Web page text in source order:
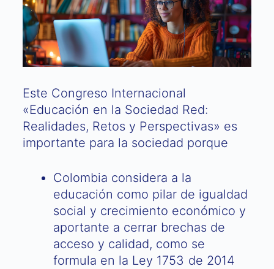
Este Congreso Internacional
«Educación en la Sociedad Red:
Realidades, Retos y Perspectivas» es
importante para la sociedad porque
Colombia considera a la
educación como pilar de igualdad
social y crecimiento económico y
aportante a cerrar brechas de
acceso y calidad, como se
formula en la Ley 1753 de 2014